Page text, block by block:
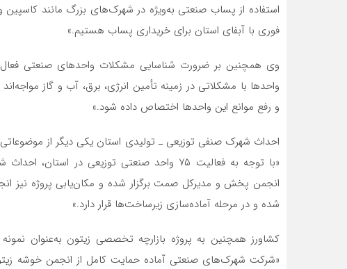
استفاده از پساب صنعتی به‌ویژه در شهرک‌های بزرگ مانند
فوری با آبفای استان برای خریداری پساب هستیم.»
وی همچنین بر ضرورت شناسایی مشکلات واحدهای صنعتی
واحدها با مشکلاتی در زمینه تأمین انرژی، برق، آب و گاز
و رفع موانع این واحدها اختصاص داده شود.»
احداث شهرک صنفی توزیعی ـ تولیدی استان یکی دیگر از
«با توجه به فعالیت ۷۵ واحد صنعتی توزیعی
انجمن پخش و مدیرکل صمت برگزار شده و مکان‌یابی پروژه نیز
شده و در مرحله آماده‌سازی زیرساخت‌ها قرار دارد.»
کشاورز همچنین به پروژه بازارچه تخصصی زیتون به‌عنوان
«شرکت شهرک‌های صنعتی آماده حمایت کامل از انجمن خوشه